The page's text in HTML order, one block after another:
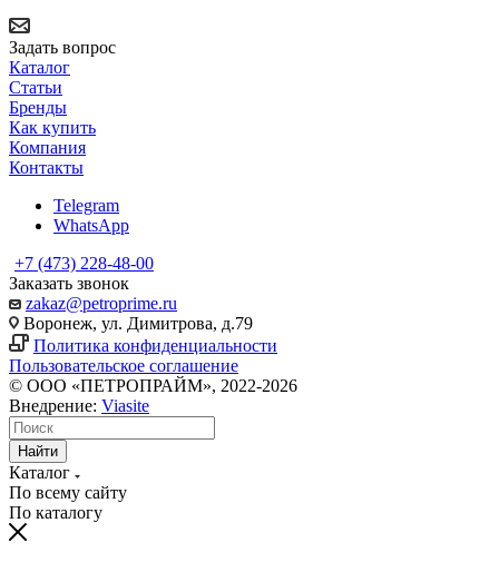
Задать вопрос
Каталог
Статьи
Бренды
Как купить
Компания
Контакты
Telegram
WhatsApp
+7 (473) 228-48-00
Заказать звонок
zakaz@petroprime.ru
Воронеж, ул. Димитрова, д.79
Политика конфиденциальности
Пользовательское соглашение
© ООО «ПЕТРОПРАЙМ», 2022-2026
Внедрение: Viasite
Найти
Каталог
По всему сайту
По каталогу